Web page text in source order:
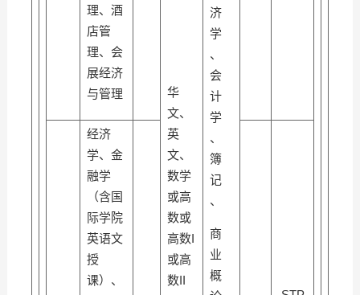
理、酒
店管
理、会
展经济
与管理
华
文、
英
文、
数学
或高
数或
高数I
或高
数II
济
学
、
会
计
学
、
簿
记
、
商
业
概
经济
学、金
融学
（含国
际学院
英语文
授
课）、